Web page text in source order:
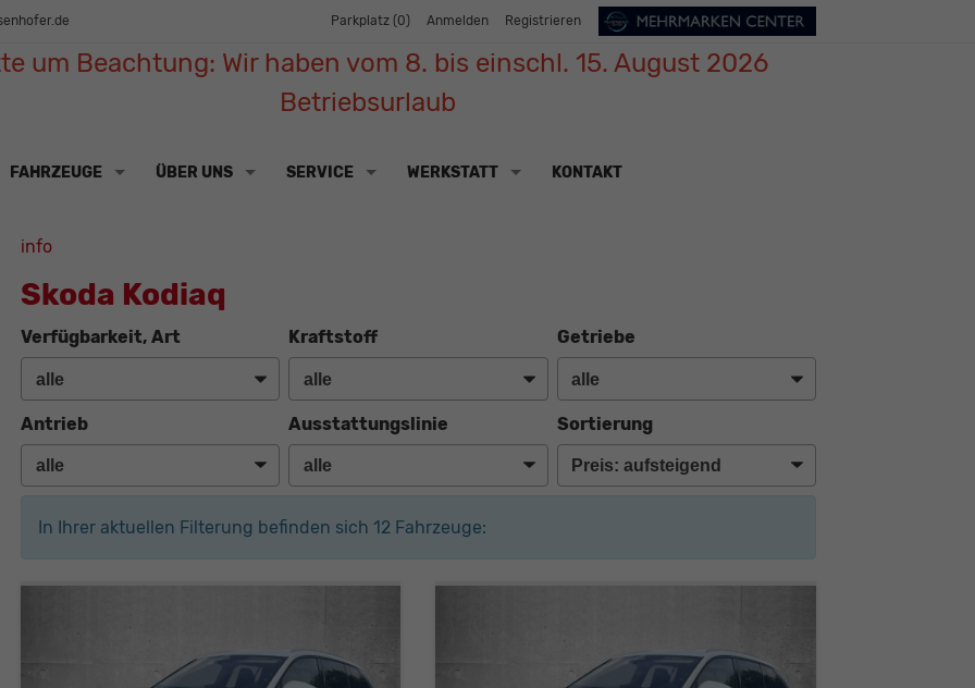
Parkplatz (0) Anmelden Registrieren
um Beachtung: Wir haben vom 8. bis einschl. 15. August 2026
Betriebsurlaub
FAHRZEUGE ÜBER UNS SERVICE WERKSTATT KONTAKT
info
Skoda Kodiaq
Verfügbarkeit, Art Kraftstoff Getriebe
Antrieb Ausstattungslinie Sortierung
In Ihrer aktuellen Filterung befinden sich 12Fahrzeuge: